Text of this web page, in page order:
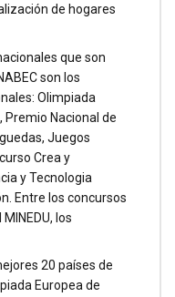
de hogares
que son
son los
Olimpiada
Premio Nacional de
Juegos
Crea y
y Tecnologia
Entre los concursos
los
20 países de
Europea de